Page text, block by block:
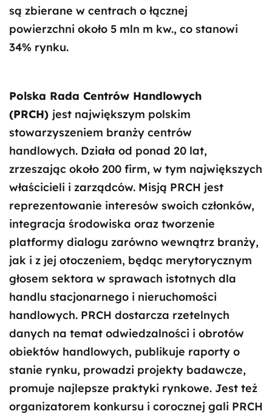
są zbierane w centrach o łącznej
powierzchni około 5 mln m kw., co stanowi
34% rynku.
Polska Rada Centrów Handlowych
(PRCH) jest największym polskim
stowarzyszeniem branży centrów
handlowych. Działa od ponad 20 lat,
zrzeszając około 200 firm, w tym największych
właścicieli i zarządców. Misją PRCH jest
reprezentowanie interesów swoich członków,
integracja środowiska oraz tworzenie
platformy dialogu zarówno wewnątrz branży,
jak i z jej otoczeniem, będąc merytorycznym
głosem sektora w sprawach istotnych dla
handlu stacjonarnego i nieruchomości
handlowych. PRCH dostarcza rzetelnych
danych na temat odwiedzalności i obrotów
obiektów handlowych, publikuje raporty o
stanie rynku, prowadzi projekty badawcze,
promuje najlepsze praktyki rynkowe. Jest też
organizatorem konkursu i corocznej gali PRCH